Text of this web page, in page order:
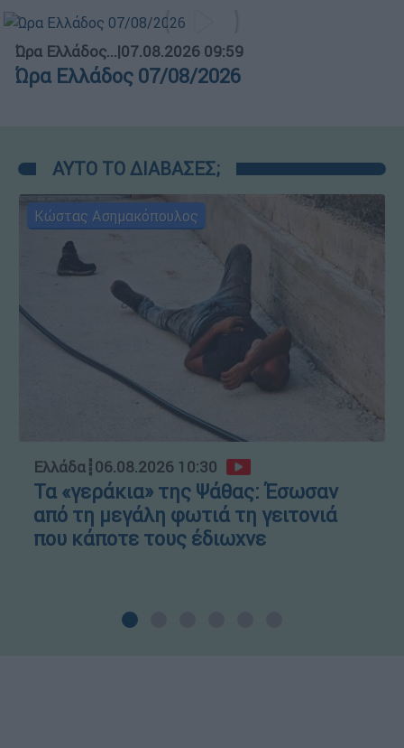
Ώρα Ελλάδος...|07.08.2026 09:59
Ώρα Ελλάδος 07/08/2026
ΑΥΤΟ ΤΟ ΔΙΑΒΑΣΕΣ;
Κώστας Ασημακόπουλος
Ελλάδα┋06.08.2026 10:30
Τα «γεράκια» της Ψάθας: Έσωσαν
από τη μεγάλη φωτιά τη γειτονιά
που κάποτε τους έδιωχνε